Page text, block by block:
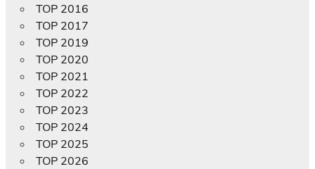
TOP 2016
TOP 2017
TOP 2019
TOP 2020
TOP 2021
TOP 2022
TOP 2023
TOP 2024
TOP 2025
TOP 2026